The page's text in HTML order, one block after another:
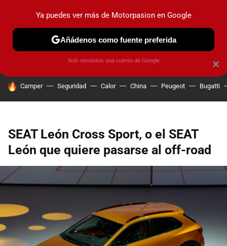
PRUEBAS COCHES ELÉCTRICOS OBSERVATORIO
HOY SE HABLA DE
Camper Seguridad Calor China Peugeot Bugatti
SEAT León Cross Sport, o el SEAT
León que quiere pasarse al off-road
×
Ya puedes ver más de Motorpasion en Google
Añádenos como fuente preferida
Solo necesitas una cuenta de Google